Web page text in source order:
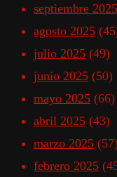
septiembre 2025
agosto 2025
julio 2025 (49)
junio 2025 (50)
mayo 2025 (66)
abril 2025 (43)
marzo 2025
febrero 2025